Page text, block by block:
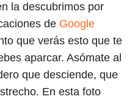
la descubrimos por
de Google
que verás esto que te
aparcar. Asómate al
que desciende, que
En esta foto